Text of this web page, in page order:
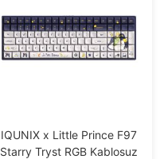
IQUNIX x Little Prince F97
Starry Tryst RGB Kablosuz